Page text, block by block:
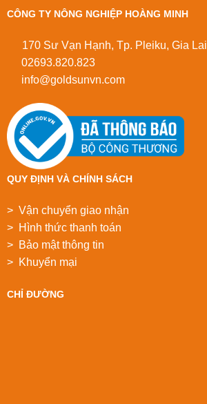
CÔNG TY NÔNG NGHIỆP HOÀNG MINH
170 Sư Vạn Hạnh, Tp. Pleiku, Gia Lai
02693.820.823
info@goldsunvn.com
QUY ĐỊNH VÀ CHÍNH SÁCH
> Vận chuyển giao nhận
> Hình thức thanh toán
> Bảo mật thông tin
> Khuyển mại
CHỈ ĐƯỜNG